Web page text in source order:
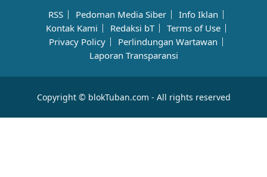
RSS Pedoman Media Siber
Info Iklan
Kontak Kami
Redaksi bT
Terms of Use
Privacy Policy
Perlindungan Wartawan
Laporan Transparansi
Copyright © blokTuban.com - All rights reserved